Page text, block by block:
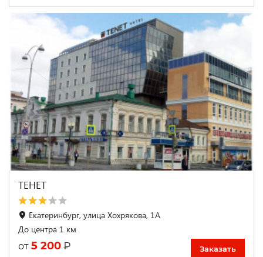
ТЕНЕТ
Екатеринбург, улица Хохрякова, 1А
До центра 1 км
от 5 200 ₽ Заказать